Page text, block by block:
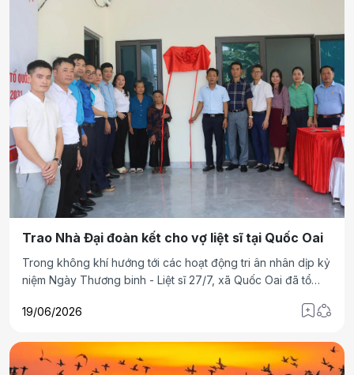
Trao Nhà Đại đoàn kết cho vợ liệt sĩ tại Quốc Oai
Trong không khí hướng tới các hoạt động tri ân nhân dịp kỷ
niệm Ngày Thương binh - Liệt sĩ 27/7, xã Quốc Oai đã tổ
93 tuổi, là vợ liệt sĩ đang sinh sống tại thôn Đa Phúc.
19/06/2026